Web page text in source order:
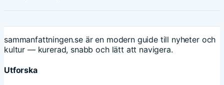
sammanfattningen.se är en modern guide till nyheter och
kultur — kurerad, snabb och lätt att navigera.
Utforska